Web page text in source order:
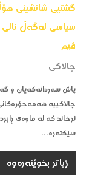
گشتیی شانشینی
سیاسی لەگەڵ
ڤیم
چالاکی
پاش سەردانەکەیان و
چالاکییە
نرخاند کە لە ماوەی
سێکتەرە…
زیاتر بخوێنەرەوە